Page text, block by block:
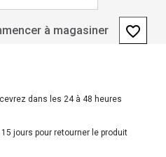
à magasiner favorite_border
dans les 24 à 48 heures
jours pour retourner le produit